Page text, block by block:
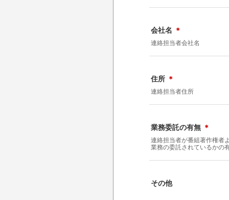
会社名 ＊
連絡担当者会社名
住所 ＊
連絡担当者住所
業務委託の有無 ＊
連絡担当者が番組著作権者
業務の委託されているかの
その他